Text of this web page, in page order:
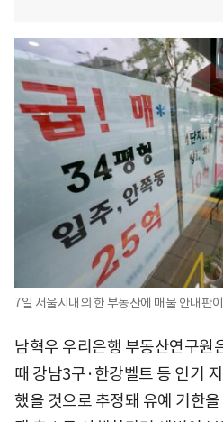
7일 서울시내의 한 부동산에 매물 안내판
남혁우 우리은행 부동산연구원
때 강남3구·한강벨트 등 인기
했을 것으로 추정돼 유예 기한